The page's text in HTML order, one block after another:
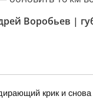
Воробьев |
крик и